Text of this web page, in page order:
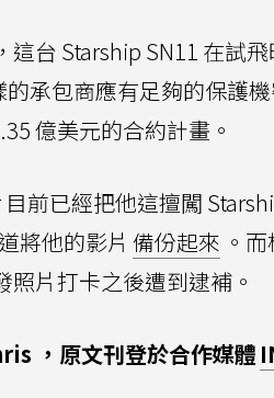
這台 Starship SN11 在試
的承包商應有足夠的保護
億美元的合約計畫。
目前已經把他這擅闖
將他的影片 備份起來 。
照片打卡之後遭到逮補。
，原文刊登於合作媒體